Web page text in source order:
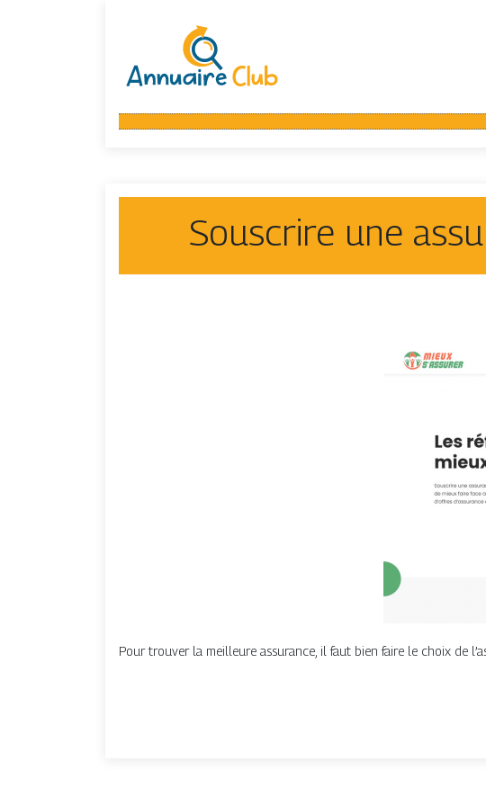
Souscrire une
Pour trouver la meilleure assurance, il faut bien faire le choix de